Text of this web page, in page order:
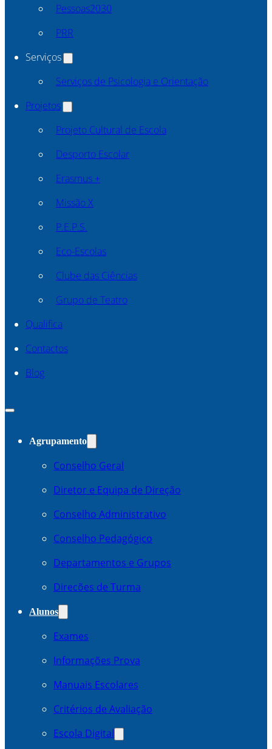
Pessoas2030
PRR
Serviços
Serviços de Psicologia e Orientação
Projetos
Projeto Cultural de Escola
Desporto Escolar
Erasmus +
Missão X
P.E.P.S.
Eco-Escolas
Clube das Ciências
Grupo de Teatro
Qualifica
Contactos
Blog
Agrupamento
Conselho Geral
Diretor e Equipa de Direção
Conselho Administrativo
Conselho Pedagógico
Departamentos e Grupos
Direcões de Turma
Alunos
Exames
Informações Prova
Manuais Escolares
Critérios de Avaliação
Escola Digital